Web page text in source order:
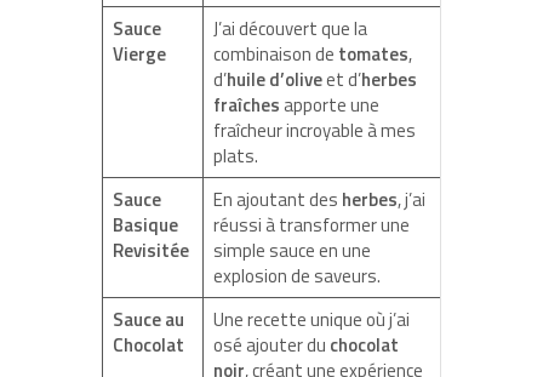
Sauce
Vierge
J’ai découvert que la
combinaison de tomates,
d’huile d’oliveet d’herbes
fraîches apporte une
fraîcheur incroyable à mes
plats.
Sauce
Basique
Revisitée
En ajoutant des herbes, j’ai
réussi à transformer une
simple sauce en une
explosion de saveurs.
Sauce au
Chocolat
Une recette unique où j’ai
osé ajouter du chocolat
noir, créant une expérience